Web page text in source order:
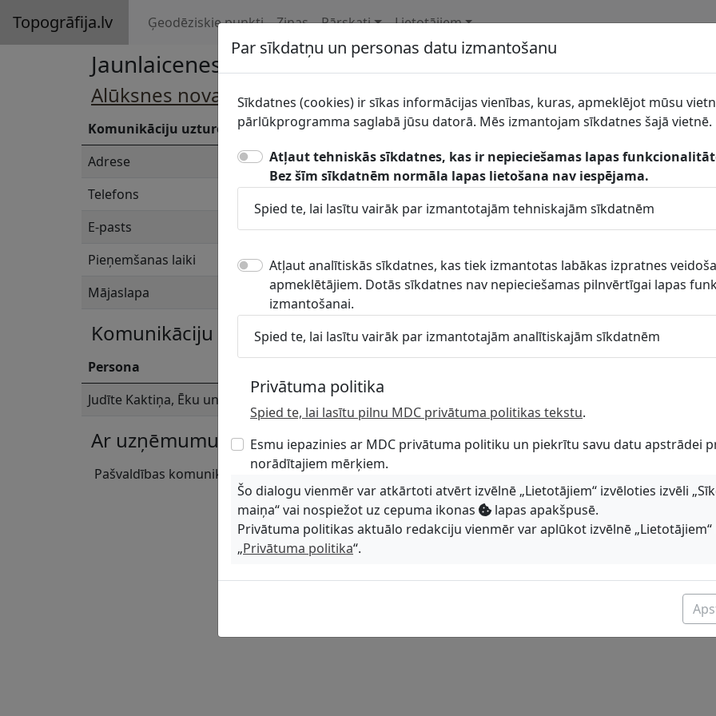
Topogrāfija.lv Ģeodēziskie punkti Ziņas Pārskati Lietotājiem
Jaunlaicenes pagasta pārvalde
Alūksnes novada pašvaldības Īpašuma pārvaldības un attīstības
Komunikāciju uzturētājs
Jaunlaicenes pagasta pārvalde
Adrese
„Lazdiņas”, Jaunlaicene, Jaunlaicenes pagasts, Alūksnes novads, LV-4336
Telefons
E-pasts
jaunlaicene@aluksne.lv
Pieņemšanas laiki
Pieņemšanas laiki: Jāskaņo Topogrāfiskais plāns: Pašvaldības
Mājaslapa
https://aluksne.lv/
Komunikāciju turētāja kontaktpersonas
Persona
Judīte Kaktiņa, Ēku un apsaimniekojamās teritorijas pārzine
Ar uzņēmumu skaņojamās komunikāciju grupas
Pašvaldības komunikācijas
Par sīkdatņu un personas datu izmantošanu
Sīkdatnes (cookies) ir sīkas informācijas vienības, kuras, apmeklējot mūsu
pārlūkprogramma saglabā jūsu datorā. Mēs izmantojam sīkdatnes šajā vietnē.
Atļaut tehniskās sīkdatnes, kas ir nepieciešamas lapas
Bez šīm sīkdatnēm normāla lapas lietošana nav iespējama.
Spied te, lai lasītu vairāk par izmantotajām tehniskajām sīkdatnēm
Atļaut analītiskās sīkdatnes, kas tiek izmantotas labākas izpratnes
apmeklētājiem. Dotās sīkdatnes nav nepieciešamas pilnvērtīgai lapas
izmantošanai.
Spied te, lai lasītu vairāk par izmantotajām analītiskajām sīkdatnēm
Privātuma politika
Spied te, lai lasītu pilnu MDC privātuma politikas tekstu.
Esmu iepazinies ar MDC privātuma politiku un piekrītu savu datu apstrādei
norādītajiem mērķiem.
Šo dialogu vienmēr var atkārtoti atvērt izvēlnē „Lietotājiem“ izvēloties izvēli
maiņa“ vai nospiežot uz cepuma ikonas
lapas apakšpusē.
Privātuma politikas aktuālo redakciju vienmēr var aplūkot izvēlnē „Lietotājiem“
„Privātuma politika“.